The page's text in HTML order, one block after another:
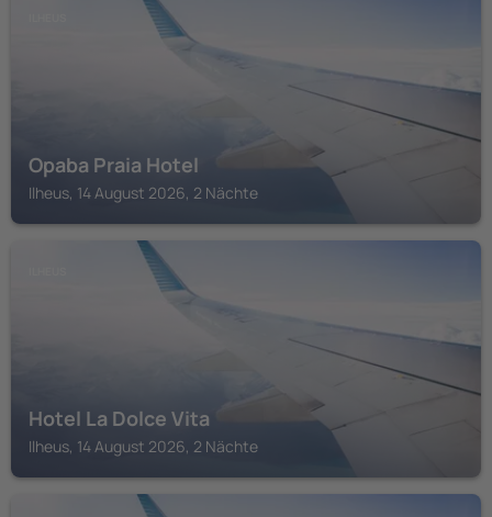
Opaba Praia Hotel
Ilheus, 14 August 2026, 2 Nächte
Hotel La Dolce Vita
Ilheus, 14 August 2026, 2 Nächte